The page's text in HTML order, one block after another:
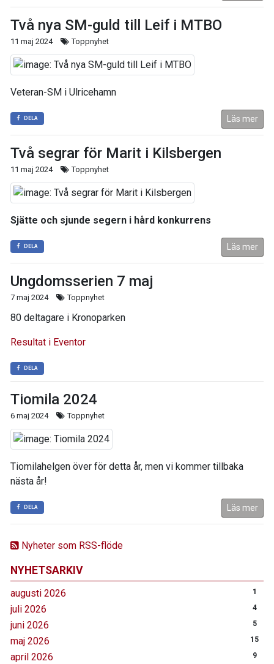
Nyheter som RSS-flöde
NYHETSARKIV
augusti 2026 1
juli 2026 4
juni 2026 5
maj 2026 15
april 2026 9
Två nya SM-guld till Leif i MTBO
11 maj 2024 Toppnyhet
Veteran-SM i Ulricehamn
DELA Läs mer
Två segrar för Marit i Kilsbergen
11 maj 2024 Toppnyhet
Sjätte och sjunde segern i hård konkurrens
DELA Läs mer
Ungdomsserien 7 maj
7 maj 2024 Toppnyhet
80 deltagare i Kronoparken
Resultat i Eventor
DELA
Tiomila 2024
6 maj 2024 Toppnyhet
Tiomilahelgen över för detta år, men vi kommer tillbaka
nästa år!
DELA Läs mer